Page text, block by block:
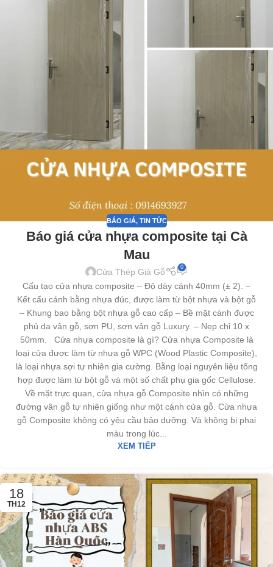
BÁO GIÁ, TIN TỨC
Báo giá cửa nhựa composite tại Cà
Mau
Cửa Thép Giả Gỗ 0
Cấu tạo cửa nhựa composite – Độ dày cánh 40mm (± 2). –
Kết cấu cánh bằng nhựa đúc, được làm từ bột nhựa và bột gỗ
– Khung bao bằng bột nhựa gỗ cao cấp – Bề mặt cánh được
phủ da vân gỗ, sơn PU, sơn vân gỗ Luxury. – Nẹp chỉ 10 x
50mm. Cửa nhựa composite là gì? Cửa nhựa Composite là
loại cửa được làm từ nhựa gỗ WPC (Wood Plastic Composite),
là loại nhựa sợi tự nhiên gia cường. Bằng loại nguyên liệu tổng
hợp được làm từ bột gỗ và một số chất phụ gia gốc Cellulose.
Về mặt trực quan, cửa nhựa gỗ Composite nhìn có những
đường vân gỗ tự nhiên giống như một cánh cửa gỗ. Cửa nhựa
gỗ Composite không có yêu cầu bảo dưỡng. Và không bị phai
màu trong lúc...
XEM TIẾP
18
TH12